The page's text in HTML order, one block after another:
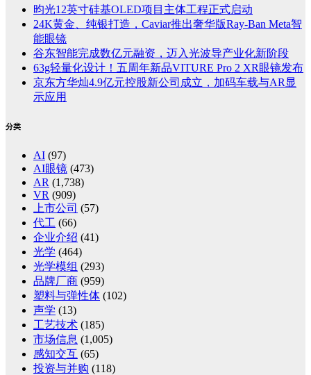
昀光12英寸硅基OLED项目主体工程正式启动
24K黄金、纯银打造，Caviar推出奢华版Ray-Ban Meta智
能眼镜
谷东智能完成数亿元融资，迈入光波导产业化新阶段
63g轻量化设计！五周年新品VITURE Pro 2 XR眼镜发布
京东方华灿4.9亿元控股新公司成立，加码车载与AR显
示应用
分类
AI (97)
AI眼镜 (473)
AR (1,738)
VR (909)
上市公司 (57)
代工 (66)
企业介绍 (41)
光学 (464)
光学模组 (293)
品牌厂商 (959)
塑料与弹性体 (102)
声学 (13)
工艺技术 (185)
市场信息 (1,005)
感知交互 (65)
投资与并购 (118)